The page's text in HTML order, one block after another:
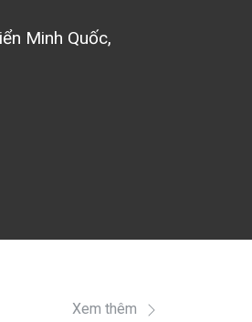
Minh Quốc,
Xem thêm